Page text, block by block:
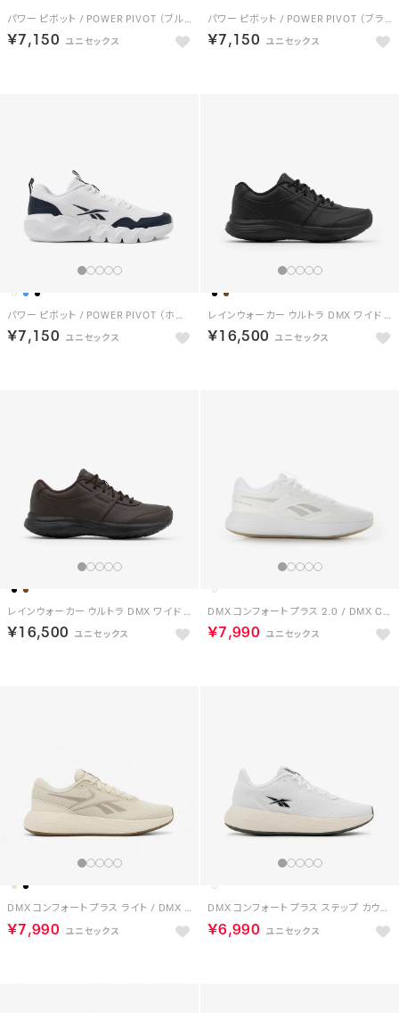
パワー ピボット / POWER PIVOT （ブルー）
￥7,150
パワー ピボット / POWER PIVOT （ブラック）
￥7,150
パワー ピボット / POWER PIVOT （ホワイト）
￥7,150
レインウォーカー ウルトラ DMX ワイド 4E / RAINWALKER ULTRA DMX WIDE 4E （ブラック）
￥16,500
レインウォーカー ウルトラ DMX ワイド 4E / RAINWALKER ULTRA DMX WIDE 4E （ダークブラウン）
￥16,500
DMX コンフォート プラス 2.0 / DMX COMFORT +2.0 （ホワイト）
￥7,990
DMX コンフォート プラス ライト / DMX COMFORT + LITE （アラバスター）
￥7,990
DMX コンフォート プラス ステップ カウント レース ライト / DMX COMFORT + STEP COUNT LACE LITE （ホワイト）
￥6,990